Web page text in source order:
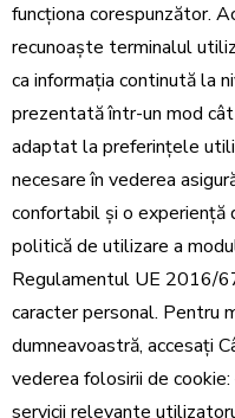
funcționa corespunzător.
recunoaște terminalul
ca informația continută la
prezentată într-un mod
adaptat la preferințele
necesare în vederea
confortabil și o experiență
politică de utilizare a
Regulamentul UE 2016/
caracter personal. Pentru
dumneavoastră, accesați
vederea folosirii de
servicii relevante